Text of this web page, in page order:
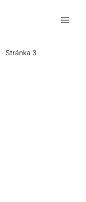
- Stránka 3